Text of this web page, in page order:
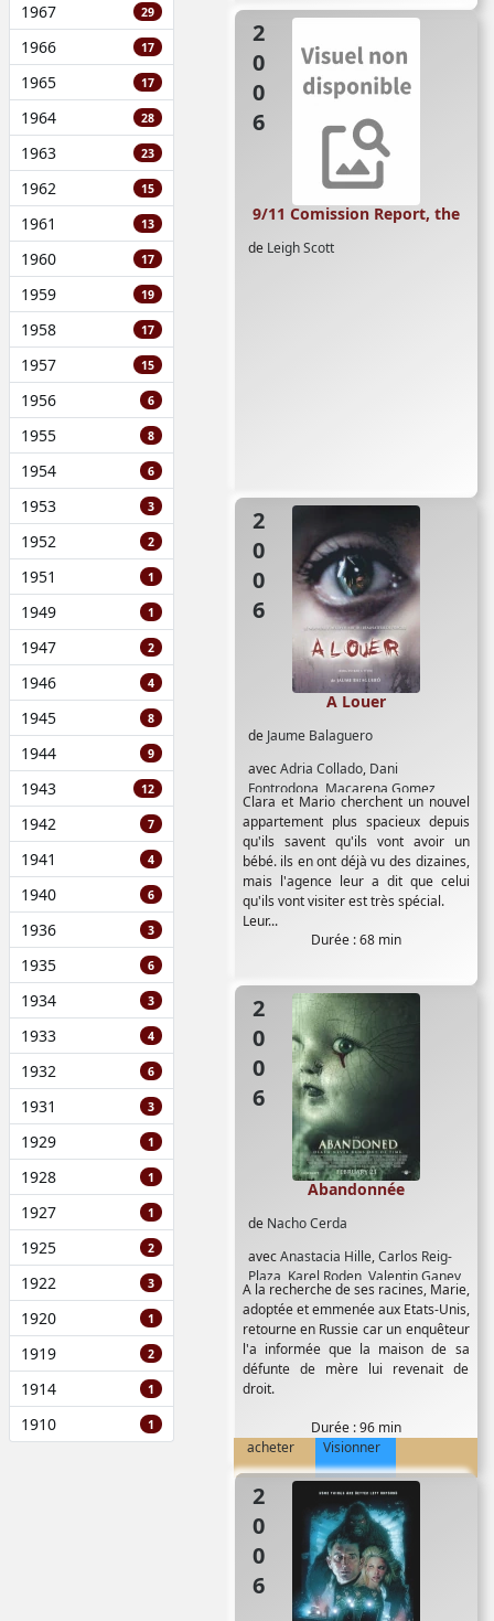
1967 29
1966 17
1965 17
1964 28
1963 23
1962 15
1961 13
1960 17
1959 19
1958 17
1957 15
1956 6
1955 8
1954 6
1953 3
1952 2
1951 1
1949 1
1947 2
1946 4
1945 8
1944 9
1943 12
1942 7
1941 4
1940 6
1936 3
1935 6
1934 3
1933 4
1932 6
1931 3
1929 1
1928 1
1927 1
1925 2
1922 3
1920 1
1919 2
1914 1
1910 1
2006
de Leigh Scott
9/11 Comission Report, the
2006
de Jaume Balaguero
avecAdria Collado, Dani
Fontrodona Macarena Gomez
Nura Gonzales ,Oriol Tarrago ,Ruth
Diaz Son
A Louer
Clara et Mario cherchent un nouvel
appartement plus spacieux depuis
qu'ils savent qu'ils vont avoir un
bébé. ils en ont déjà vu des dizaines,
mais l'agence leur a dit que celui
qu'ils vont visiter est très spécial.
Leur...
Durée : 68 min
2006
de Nacho Cerda
avecAnastacia Hille,Carlos Reig-
Plaza Karel Roden, Valentin Ganev
Abandonnée
A la recherche de ses racines, Marie,
adoptée et emmenée aux Etats-Unis,
retourne en Russie car un enquêteur
l'a informée que la maison de sa
défunte de mère lui revenait de
droit.
Durée : 96 min
acheter
Visionner
2006